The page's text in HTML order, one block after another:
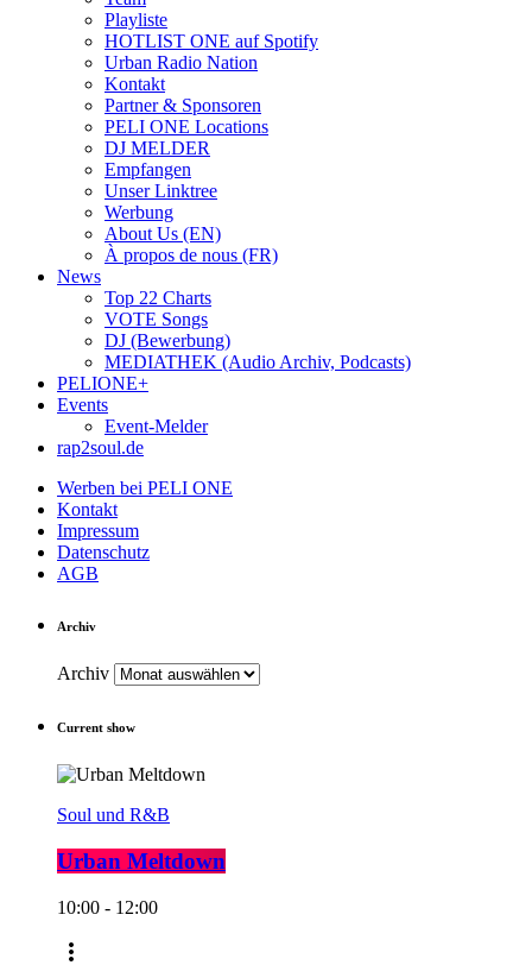
Playliste
HOTLIST ONE auf Spotify
Urban Radio Nation
Kontakt
Partner & Sponsoren
PELI ONE Locations
DJ MELDER
Empfangen
Unser Linktree
Werbung
About Us (EN)
À propos de nous (FR)
News
Top 22 Charts
VOTE Songs
DJ (Bewerbung)
MEDIATHEK (Audio Archiv, Podcasts)
PELIONE+
Events
Event-Melder
rap2soul.de
Werben bei PELI ONE
Kontakt
Impressum
Datenschutz
AGB
Archiv
Archiv
Current show
Soul und R&B
Urban Meltdown
10:00 - 12:00
more_vert